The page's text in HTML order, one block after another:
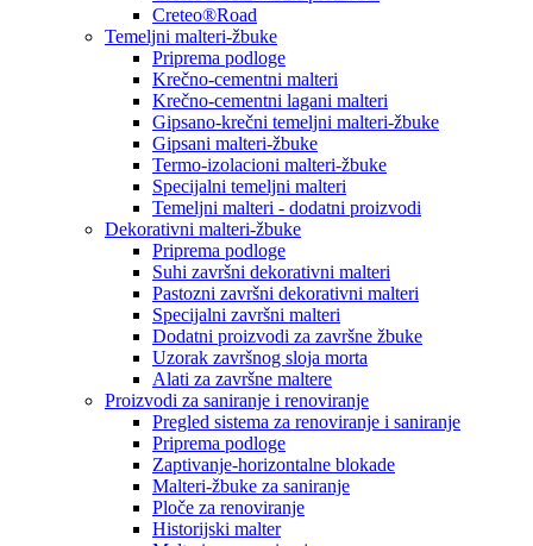
Creteo®Road
Temeljni malteri-žbuke
Priprema podloge
Krečno-cementni malteri
Krečno-cementni lagani malteri
Gipsano-krečni temeljni malteri-žbuke
Gipsani malteri-žbuke
Termo-izolacioni malteri-žbuke
Specijalni temeljni malteri
Temeljni malteri - dodatni proizvodi
Dekorativni malteri-žbuke
Priprema podloge
Suhi završni dekorativni malteri
Pastozni završni dekorativni malteri
Specijalni završni malteri
Dodatni proizvodi za završne žbuke
Uzorak završnog sloja morta
Alati za završne maltere
Proizvodi za saniranje i renoviranje
Pregled sistema za renoviranje i saniranje
Priprema podloge
Zaptivanje-horizontalne blokade
Malteri-žbuke za saniranje
Ploče za renoviranje
Historijski malter